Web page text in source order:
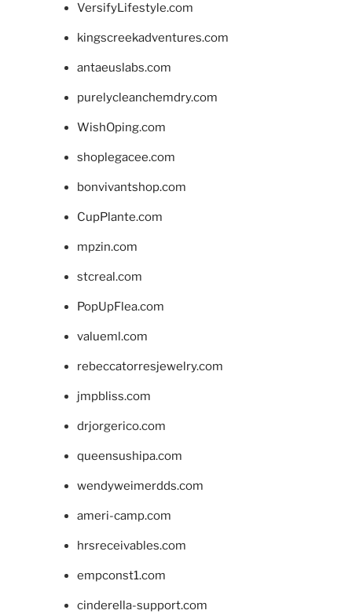
VersifyLifestyle.com
kingscreekadventures.com
antaeuslabs.com
purelycleanchemdry.com
WishOping.com
shoplegacee.com
bonvivantshop.com
CupPlante.com
mpzin.com
stcreal.com
PopUpFlea.com
valueml.com
rebeccatorresjewelry.com
jmpbliss.com
drjorgerico.com
queensushipa.com
wendyweimerdds.com
ameri-camp.com
hrsreceivables.com
empconst1.com
cinderella-support.com